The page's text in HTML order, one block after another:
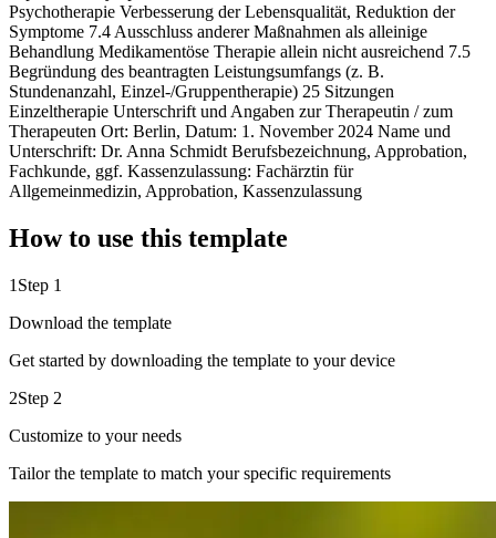
Psychotherapie Verbesserung der Lebensqualität, Reduktion der
Symptome 7.4 Ausschluss anderer Maßnahmen als alleinige
Behandlung Medikamentöse Therapie allein nicht ausreichend 7.5
Begründung des beantragten Leistungsumfangs (z. B.
Stundenanzahl, Einzel-/Gruppentherapie) 25 Sitzungen
Einzeltherapie Unterschrift und Angaben zur Therapeutin / zum
Therapeuten Ort: Berlin, Datum: 1. November 2024 Name und
Unterschrift: Dr. Anna Schmidt Berufsbezeichnung, Approbation,
Fachkunde, ggf. Kassenzulassung: Fachärztin für
Allgemeinmedizin, Approbation, Kassenzulassung
How to use this template
1 Step 1
Download the template
Get started by downloading the template to your device
2Step 2
Customize to your needs
Tailor the template to match your specific requirements